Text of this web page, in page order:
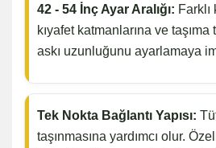
42 - 54 İnç Ayar Aralığı: Farklı
kıyafet katmanlarına ve
askı uzunluğunu ayarlamaya
Tek Nokta Bağlantı Yapısı:
taşınmasına yardımcı olur.